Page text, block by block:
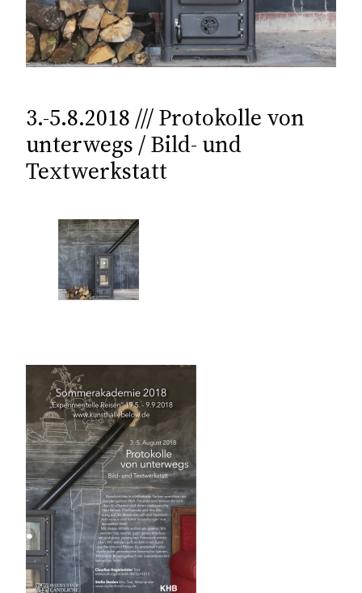
3.-5.8.2018 /// Protokolle von
unterwegs / Bild- und
Textwerkstatt